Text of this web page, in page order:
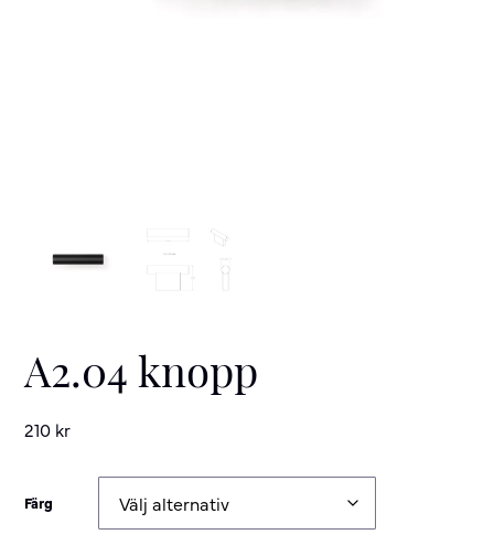
A2.04 knopp
210 kr
Färg